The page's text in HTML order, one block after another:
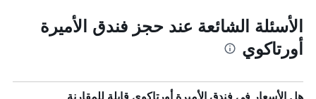
الأسئلة الشائعة عند حجز فندق الأميرة
أورتاكوي
هل الأسعار في فندق الأميرة أورتاكوي قابلة للمقارنة